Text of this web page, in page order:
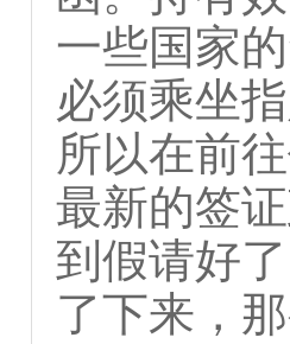
一些国家
必须乘坐
所以在前
最新的签
到假请好
了下来，